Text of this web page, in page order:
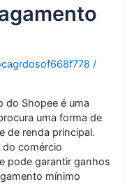
/
do Shopee é uma
uma forma de
de renda principal.
do comércio
pode garantir ganhos
mínimo